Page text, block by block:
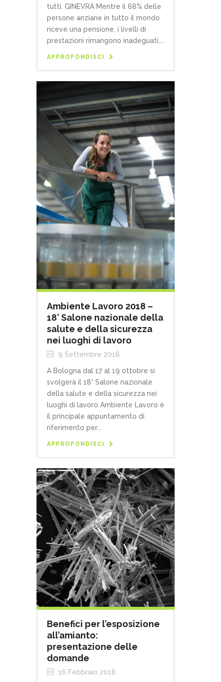
tutti. GINEVRA Mentre il 68% delle
persone anziane in tutto il mondo
riceve una pensione, i livelli di
prestazioni rimangono inadeguati,...
APPROFONDISCI
Ambiente Lavoro 2018 –
18° Salone nazionale della
salute e della sicurezza
nei luoghi di lavoro
9 Settembre 2018
A Bologna dal 17 al 19 ottobre si
svolgerà il 18° Salone nazionale
della salute e della sicurezza nei
luoghi di lavoro Ambiente Lavoro è
il principale appuntamento di
riferimento per...
APPROFONDISCI
Benefici per l’esposizione
all’amianto:
presentazione delle
domande
16 Febbraio 2018